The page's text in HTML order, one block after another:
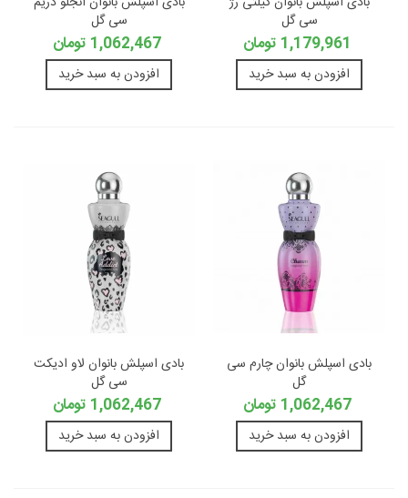
سی گل
1,179,961 تومان
افزودن به سبد خرید
سی گل
1,062,467 تومان
افزودن به سبد خرید
بادی اسپلش بانوان چارم سی
گل
1,062,467 تومان
افزودن به سبد خرید
بادی اسپلش بانوان لاو ادیکت
سی گل
1,062,467 تومان
افزودن به سبد خرید